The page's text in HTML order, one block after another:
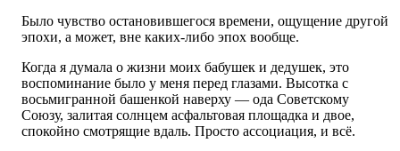
Было чувство остановившегося времени, ощущение другой
эпохи, а может, вне каких-либо эпох вообще.
Когда я думала о жизни моих бабушек и дедушек, это
воспоминание было у меня перед глазами. Высотка с
восьмигранной башенкой наверху — ода Советскому
Союзу, залитая солнцем асфальтовая площадка и двое,
спокойно смотрящие вдаль. Просто ассоциация, и всё.